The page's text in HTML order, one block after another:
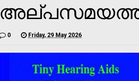
0 Friday, 29 May 2026